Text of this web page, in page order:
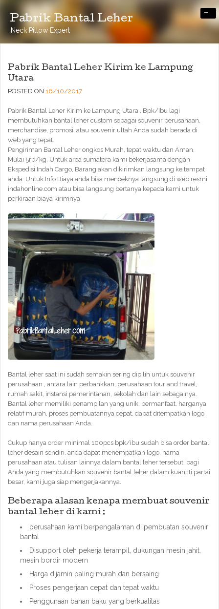
Pabrik Bantal Leher
Neck Pillow Expert
-
Pabrik Bantal Leher Kirim ke Lampung
Utara
POSTED ON 16/10/2017
Pabrik Bantal Leher Kirim ke Lampung Utara , Bpk/Ibu lagi
membutuhkan bantal leher custom sebagai souvenir perusahaan,
merchandise, promosi, atau souvenir ultah Anda sudah berada di
web yang tepat.
Pengiriman Bantal Leher ongkos Murah, tepat waktu dan Aman,
Mulai 5rb/kg. Untuk area sumatera kami bekerjasama dengan
Ekspedisi Indah Cargo, Barang akan dikirimkan langsung ke tempat
anda. Untuk Info Biaya anda bisa menceknya langsung di web resmi
indahonline.com atau bisa langsung bertanya kepada kami untuk
perkiraan biaya kirimnya
Bantal leher saat ini sudah semakin sering dipilih untuk souvenir
perusahaan , antara lain perbankkan, perusahaan tour and travel,
rumah sakit, instansi pemerintahan, sekolah dan lain sebagainya.
Bantal leher memiliki penampilan yang unik, bermanfaat, harganya
relatif murah, proses pembuatannya cepat, dapat ditempatkan logo
dan nama perusahaan Anda.
Cukup hanya order minimal 100pcs bpk/ibu sudah bisa order bantal
leher desain sendiri, anda dapat menempatkan logo, nama
perusahaan atau tulisan lainnya dalam bantal leher tersebut. bagi
Anda yang membutuhkan souvenir bantal leher dalam kuantiti partai
besar, kami juga siap mengerjakannya.
Beberapa alasan kenapa membuat souvenir
bantal leher di kami ;
perusahaan kami berpengalaman di pembuatan souvenir
bantal
Disupport oleh pekerja terampil, dukungan mesin jahit,
mesin bordir modern
Harga dijamin paling murah dan bersaing
Proses pengerjaan cepat dan tepat waktu
Penggunaan bahan baku yang berkualitas